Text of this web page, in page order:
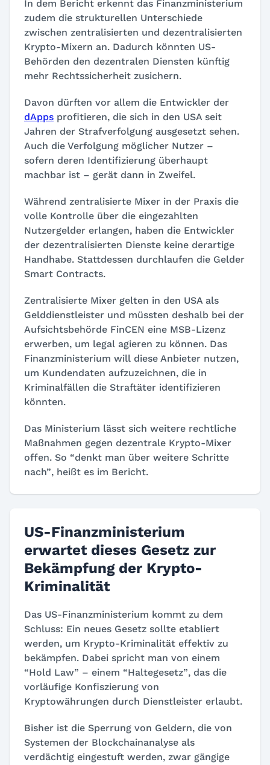
In dem Bericht erkennt das Finanzministerium
zudem die strukturellen Unterschiede
zwischen zentralisierten und dezentralisierten
Krypto-Mixern an. Dadurch könnten US-
Behörden den dezentralen Diensten künftig
mehr Rechtssicherheit zusichern.
Davon dürften vor allem die Entwickler der
dApps profitieren, die sich in den USA seit
Jahren der Strafverfolgung ausgesetzt sehen.
Auch die Verfolgung möglicher Nutzer –
sofern deren Identifizierung überhaupt
machbar ist – gerät dann in Zweifel.
Während zentralisierte Mixer in der Praxis die
volle Kontrolle über die eingezahlten
Nutzergelder erlangen, haben die Entwickler
der dezentralisierten Dienste keine derartige
Handhabe. Stattdessen durchlaufen die Gelder
Smart Contracts.
Zentralisierte Mixer gelten in den USA als
Gelddienstleister und müssten deshalb bei der
Aufsichtsbehörde FinCEN eine MSB-Lizenz
erwerben, um legal agieren zu können. Das
Finanzministerium will diese Anbieter nutzen,
um Kundendaten aufzuzeichnen, die in
Kriminalfällen die Straftäter identifizieren
könnten.
Das Ministerium lässt sich weitere rechtliche
Maßnahmen gegen dezentrale Krypto-Mixer
offen. So “denkt man über weitere Schritte
nach”, heißt es im Bericht.
US-Finanzministerium
erwartet dieses Gesetz zur
Bekämpfung der Krypto-
Kriminalität
Das US-Finanzministerium kommt zu dem
Schluss: Ein neues Gesetz sollte etabliert
werden, um Krypto-Kriminalität effektiv zu
bekämpfen. Dabei spricht man von einem
“Hold Law” – einem “Haltegesetz”, das die
vorläufige Konfiszierung von
Kryptowährungen durch Dienstleister erlaubt.
Bisher ist die Sperrung von Geldern, die von
Systemen der Blockchainanalyse als
verdächtig eingestuft werden, zwar gängige